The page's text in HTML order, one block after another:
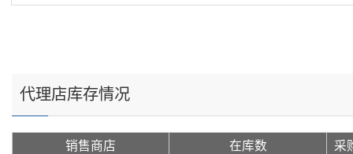
代理店库存情况
销售商店 在库数
采